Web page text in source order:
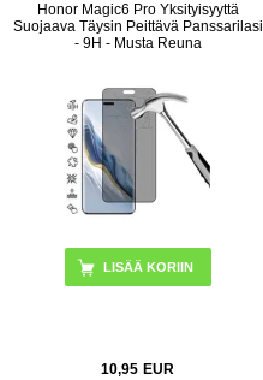
Honor Magic6 Pro Yksityisyyttä
Suojaava Täysin Peittävä Panssarilasi
- 9H - Musta Reuna
10,95 EUR